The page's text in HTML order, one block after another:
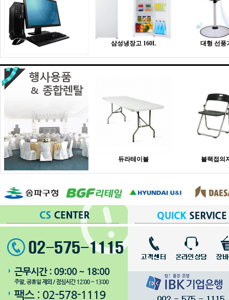
삼성냉장고 160L 대형 선풍
듀라테이블 블랙접의